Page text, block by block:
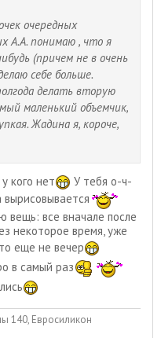
очередных
А.А. понимаю , что я
(причем не в очень
себе больше.
делать вторую
маленький объемчик,
Жадина я, короче,
кого нет
У тебя о-ч-
вещь: все вначале после
некоторое время, уже
еще не вечер
в самый раз
140, Евросиликон